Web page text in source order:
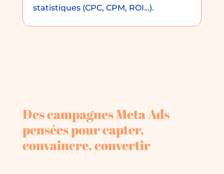
statistiques (CPC, CPM, ROI…).
Des campagnes Meta Ads
pensées pour capter,
convaincre, convertir